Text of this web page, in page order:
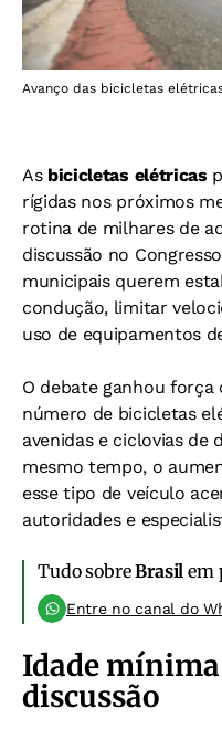
Avanço das bicicletas
As bicicletas elétricas
rígidas nos próximos
rotina de milhares de
discussão no
municipais querem
condução, limitar
uso de equipamentos
O debate ganhou
número de bicicletas
avenidas e ciclovias de
mesmo tempo, o
esse tipo de veículo
autoridades e
Tudo sobreBrasil em
Entre no canal do
Idade
discussão